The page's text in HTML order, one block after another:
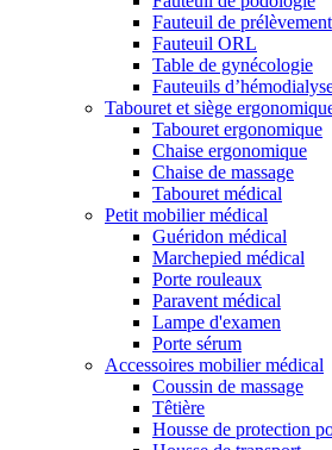
Fauteuil de prélèvement
Fauteuil ORL
Table de gynécologie
Fauteuils
Tabouret et siège
Tabouret ergonomique
Chaise ergonomique
Chaise de massage
Tabouret médical
Petit mobilier médical
Guéridon médical
Marchepied médical
Porte rouleaux
Paravent médical
Lampe d'examen
Porte sérum
Accessoires mobilier médical
Coussin de massage
Têtière
Housse de protection